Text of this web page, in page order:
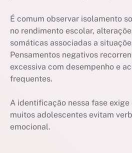
É comum observar isolamento
no rendimento escolar,
somáticas associadas a
Pensamentos negativos
excessiva com desempenho e
frequentes.
A identificação nessa fase
muitos adolescentes evitam
emocional.